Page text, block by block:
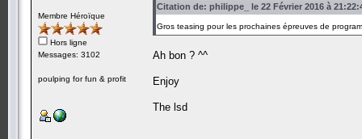
Membre Héroïque
Hors ligne
Messages: 3102
poulping for fun & profit
Citation de: philippe_ le 22 Février 2016 à
Gros teasing pour les prochaines épreuves de
Ah bon ? ^^
Enjoy
The lsd